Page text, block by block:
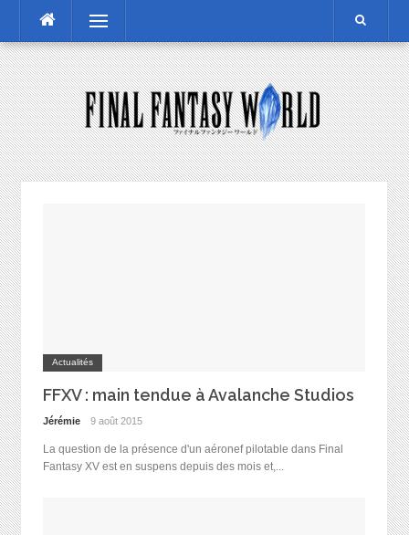
content
Menu
Actualités
FFXV : main tendue à Avalanche Studios
Jérémie 9 août 2015
La question de la présence d'un aéronef pilotable dans Final
Fantasy XV est en suspens depuis des mois et,...